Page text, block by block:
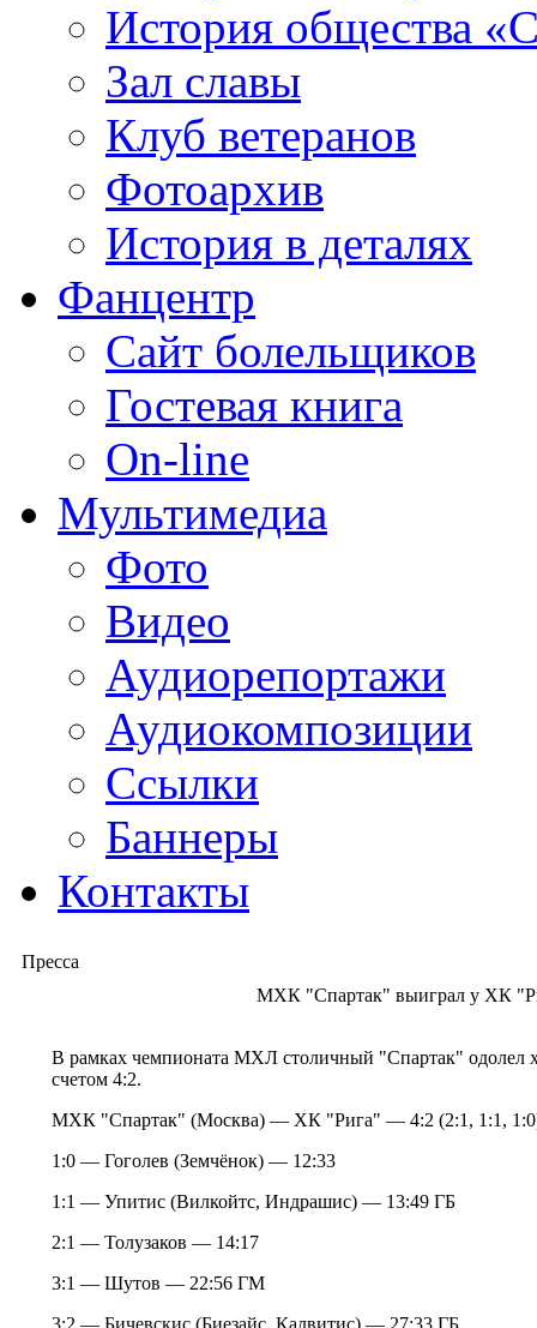
История общества
Зал славы
Клуб ветеранов
Фотоархив
История в деталях
Фанцентр
Сайт болельщиков
Гостевая книга
On-line
Мультимедиа
Фото
Видео
Аудиорепортажи
Аудиокомпозиции
Ссылки
Баннеры
Контакты
Пресса
МХК "Спартак" выиграл у ХК
В рамках чемпионата МХЛ столичный "Спартак" одолел
счетом 4:2.
МХК "Спартак" (Москва) — ХК "Рига" — 4:2 (2:1, 1:1,
1:0 — Гоголев (Земчёнок) — 12:33
1:1 — Упитис (Вилкойтс, Индрашис) — 13:49 ГБ
2:1 — Толузаков — 14:17
3:1 — Шутов — 22:56 ГМ
3:2 — Бичевскис (Биезайс, Калвитис) — 27:33 ГБ